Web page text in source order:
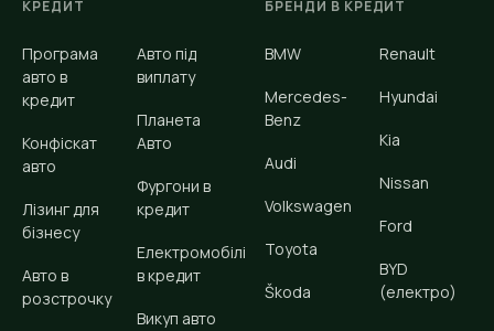
КРЕДИТ
Програма
авто в
кредит
Конфіскат
авто
Лізинг для
бізнесу
Авто в
розстрочку
Авто під
виплату
Планета
Авто
Фургони в
кредит
Електромобілі
в кредит
Викуп авто
БРЕНДИ В КРЕДИТ
BMW
Mercedes-
Benz
Audi
Volkswagen
Toyota
Škoda
Renault
Hyundai
Kia
Nissan
Ford
BYD
(електро)